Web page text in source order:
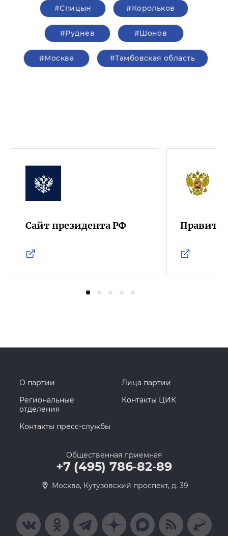
#сторонникиЕР #регионы
#СилаРоссии
#спортивныесоревнования
О партии Лица партии